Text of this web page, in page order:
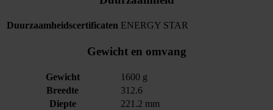
Duurzaamheidscertificaten ENERGY STAR
Gewicht en omvang
Gewicht
1600 g
Breedte
312.6
Diepte
221.2 mm